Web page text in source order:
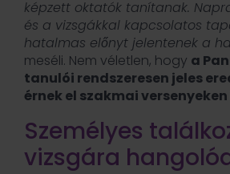
képzett oktatók tanítanak.
és a vizsgákkal kapcsolatos
hatalmas előnyt jelentenek a
meséli. Nem véletlen, hogy a
tanulói rendszeresen jeles
érnek el szakmai versenyeken
Személyes
vizsgára